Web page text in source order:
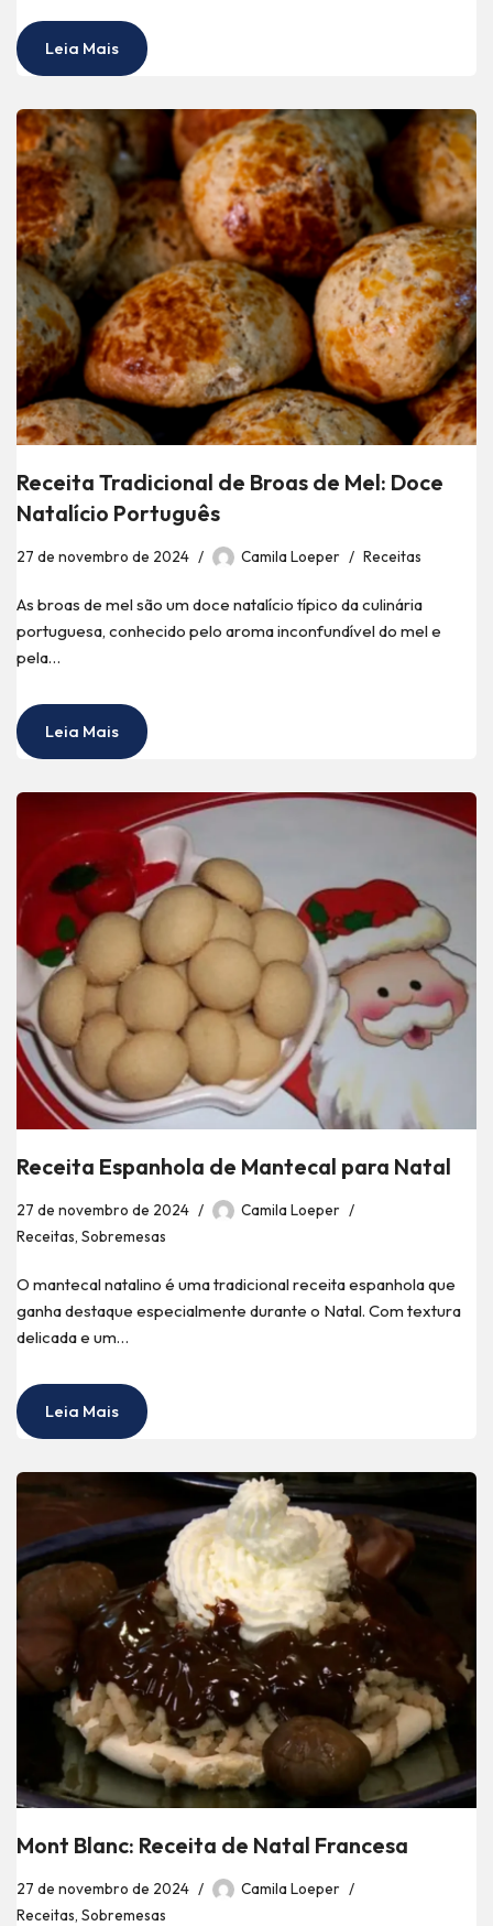
Leia Mais
Receita Tradicional de Broas de Mel: Doce
Natalício Português
27 de novembro de 2024 Camila Loeper Receitas
As broas de mel são um doce natalício típico da culinária
portuguesa, conhecido pelo aroma inconfundível do mel e
pela…
Leia Mais
Receita Espanhola de Mantecal para Natal
27 de novembro de 2024
Camila Loeper
Receitas, Sobremesas
O mantecal natalino é uma tradicional receita espanhola que
ganha destaque especialmente durante o Natal. Com textura
delicada e um…
Leia Mais
Mont Blanc: Receita de Natal Francesa
27 de novembro de 2024
Camila Loeper
Receitas, Sobremesas